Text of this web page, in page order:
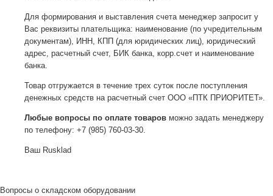
Для формирования и выставления счета менеджер запросит у
Вас реквизиты плательщика: наименование (по учредительным
документам), ИНН, КПП (для юридических лиц), юридический
адрес, расчетный счет, БИК банка, корр.счет и наименование
банка.
Товар отгружается в течение трех суток после поступления
денежных средств на расчетный счет ООО «ПТК ПРИОРИТЕТ».
Любые вопросы по оплате товаров можно задать менеджеру
по телефону: +7 (985) 760-03-30.
Ваш Rusklad
Вопросы о складском оборудовании